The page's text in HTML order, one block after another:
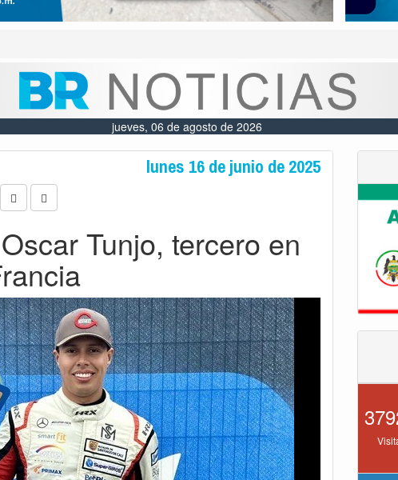
jueves, 06 de agosto de 2026
lunes 16 de junio de 2025
Tunjo, tercero en